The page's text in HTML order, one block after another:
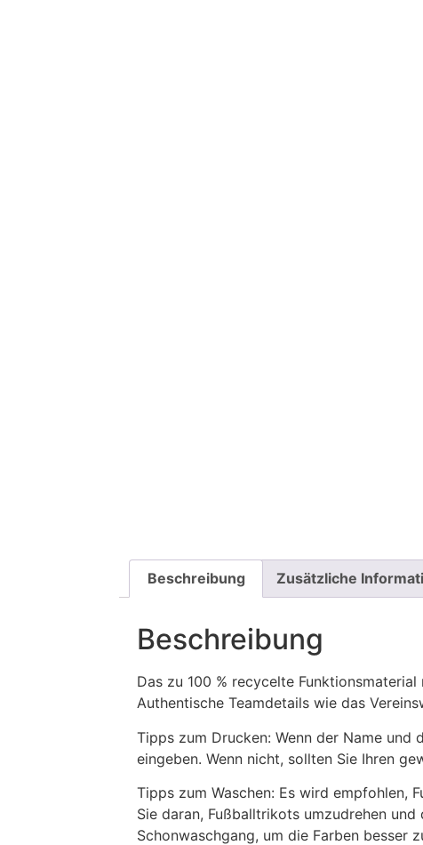
Beschreibung Zusätzliche
Beschreibung
Das zu 100 % recycelte
Authentische Teamdetails wie das
Tipps zum Drucken: Wenn der Name und
eingeben. Wenn nicht, sollten Sie Ihren
Tipps zum Waschen: Es wird empfohlen,
Sie daran, Fußballtrikots umzudrehen
Schonwaschgang, um die Farben besser